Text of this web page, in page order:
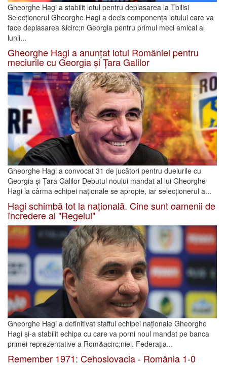
Gheorghe Hagi a stabilit lotul pentru deplasarea la Tbilisi
Selecționerul Gheorghe Hagi a decis componența lotului care va
face deplasarea &icirc;n Georgia pentru primul meci amical al
lunii...
Gheorghe Hagi a anunțat lotul României pentru
meciurile cu Georgia și Țara Galilor
Gheorghe Hagi a convocat 31 de jucători pentru duelurile cu
Georgia și Țara Galilor Debutul noului mandat al lui Gheorghe
Hagi la cârma echipei naționale se apropie, iar selecționerul a...
Hagi schimbă tot la națională. Cine sunt oamenii de
încredere ai "Regelui"
Gheorghe Hagi a definitivat stafful echipei naționale Gheorghe
Hagi și-a stabilit echipa cu care va porni noul mandat pe banca
primei reprezentative a Rom&acirc;niei. Federația...
Remember 1971: Cehoslovacia - România 1-0